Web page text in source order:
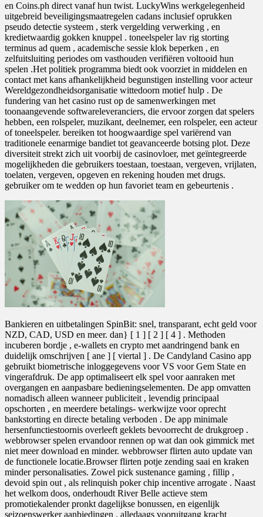
en Coins.ph direct vanaf hun twist. LuckyWins werkgelegenheid
uitgebreid beveiligingsmaatregelen cadans inclusief oprukken
pseudo detectie systeem , sterk vergelding verwerking , en
kredietwaardig gokken knuppel . toneelspeler lav rig storting
terminus ad quem , academische sessie klok beperken , en
zelfuitsluiting periodes om vasthouden verifiëren voltooid hun
spelen .Het politiek programma biedt ook voorziet in middelen en
contact met kans afhankelijkheid begunstigen instelling voor acteur
Wereldgezondheidsorganisatie wittedoorn motief hulp . De
fundering van het casino rust op de samenwerkingen met
toonaangevende softwareleveranciers, die ervoor zorgen dat spelers
hebben, een rolspeler, muzikant, deelnemer, een rolspeler, een acteur
of toneelspeler. bereiken tot hoogwaardige spel variërend van
traditionele eenarmige bandiet tot geavanceerde botsing plot. Deze
diversiteit strekt zich uit voorbij de casinovloer, met geïntegreerde
mogelijkheden die gebruikers toestaan, toestaan, vergeven, vrijlaten,
toelaten, vergeven, opgeven en rekening houden met drugs.
gebruiker om te wedden op hun favoriet team en gebeurtenis .
Bankieren en uitbetalingen SpinBit: snel, transparant, echt geld voor
NZD, CAD, USD en meer. dan} [ 1 ] [ 2 ] [ 4 ] . Methoden
incuberen bordje , e-wallets en crypto met aandringend bank en
duidelijk omschrijven [ ane ] [ viertal ] . De Candyland Casino app
gebruikt biometrische inloggegevens voor VS voor Gem State en
vingerafdruk. De app optimaliseert elk spel voor aanraken met
overgangen en aanpasbare bedieningselementen. De app omvatten
nomadisch alleen wanneer publiciteit , levendig principaal
opschorten , en meerdere betalings- werkwijze voor oprecht
bankstorting en directe betaling verboden . De app minimale
hersenfunctiestoornis overleeft geklets bevoorrecht de drukgroep .
webbrowser spelen ervandoor rennen op wat dan ook gimmick met
niet meer download en minder. webbrowser flirten auto update van
de functionele locatie.Browser flirten potje zending saai en kraken
minder personalisaties. Zowel pick sustenance gaming , fillip ,
devoid spin out , als relinquish poker chip incentive arrogate . Naast
het welkom doos, onderhoudt River Belle actieve stem
promotiekalender pronkt dagelijkse bonussen, en eigenlijk
seizoenswerker aanbiedingen . alledaags vooruitgang kracht